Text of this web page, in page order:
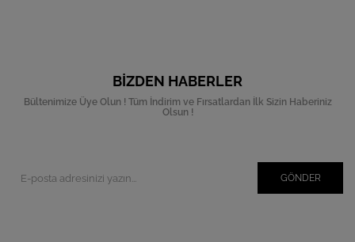
BIZDEN HABERLER
Bültenimize Üye Olun ! Tüm İndirim ve Fırsatlardan İlk Sizin Haberiniz
Olsun !
GÖNDER